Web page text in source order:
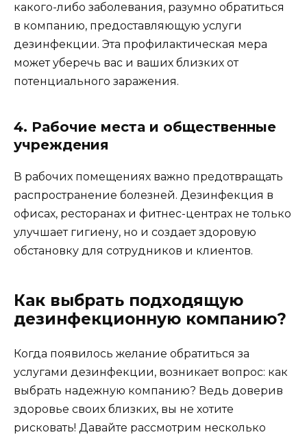
какого-либо заболевания, разумно обратиться
в компанию, предоставляющую услуги
дезинфекции. Эта профилактическая мера
может уберечь вас и ваших близких от
потенциального заражения.
4. Рабочие места и общественные
учреждения
В рабочих помещениях важно предотвращать
распространение болезней. Дезинфекция в
офисах, ресторанах и фитнес-центрах не только
улучшает гигиену, но и создает здоровую
обстановку для сотрудников и клиентов.
Как выбрать подходящую
дезинфекционную компанию?
Когда появилось желание обратиться за
услугами дезинфекции, возникает вопрос: как
выбрать надежную компанию? Ведь доверив
здоровье своих близких, вы не хотите
рисковать! Давайте рассмотрим несколько